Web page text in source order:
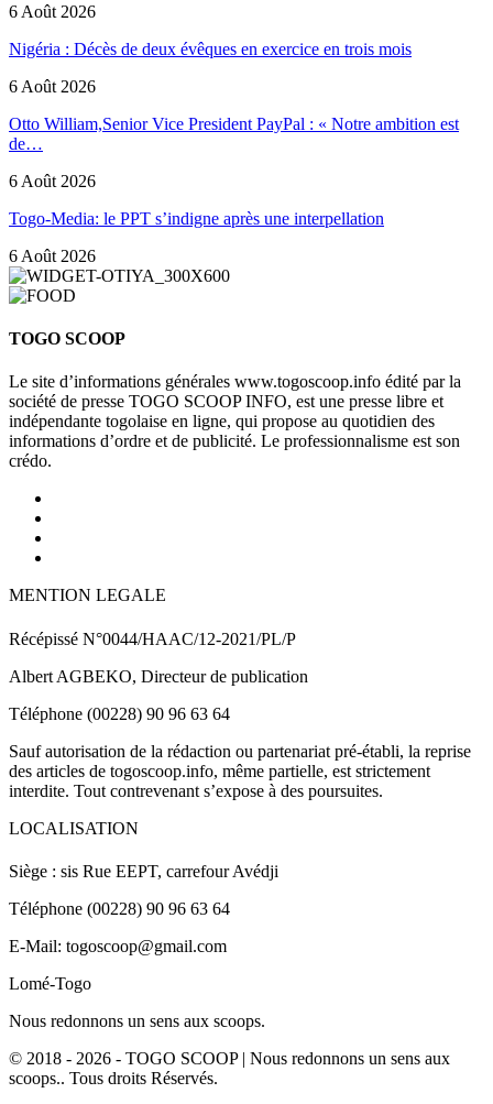
6 Août 2026
Nigéria : Décès de deux évêques en exercice en trois mois
6 Août 2026
Otto William,Senior Vice President PayPal : « Notre ambition est
de…
6 Août 2026
Togo-Media: le PPT s’indigne après une interpellation
6 Août 2026
TOGO SCOOP
Le site d’informations générales www.togoscoop.info édité par la
société de presse TOGO SCOOP INFO, est une presse libre et
indépendante togolaise en ligne, qui propose au quotidien des
informations d’ordre et de publicité. Le professionnalisme est son
crédo.
MENTION LEGALE
Récépissé N°0044/HAAC/12-2021/PL/P
Albert AGBEKO, Directeur de publication
Téléphone (00228) 90 96 63 64
Sauf autorisation de la rédaction ou partenariat pré-établi, la reprise
des articles de togoscoop.info, même partielle, est strictement
interdite. Tout contrevenant s’expose à des poursuites.
LOCALISATION
Siège : sis Rue EEPT, carrefour Avédji
Téléphone (00228) 90 96 63 64
E-Mail: togoscoop@gmail.com
Lomé-Togo
Nous redonnons un sens aux scoops.
© 2018 - 2026 - TOGO SCOOP | Nous redonnons un sens aux
scoops.. Tous droits Réservés.